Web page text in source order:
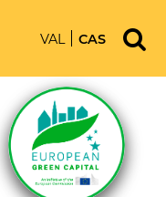
VAL CAS